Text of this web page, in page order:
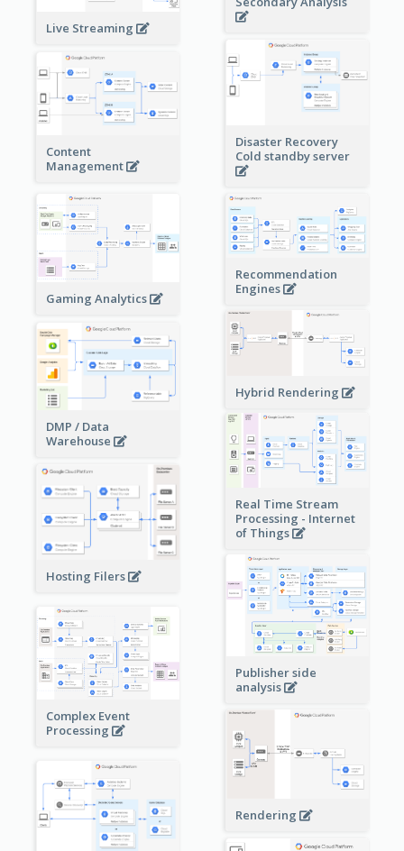
Live Streaming
Disaster Recovery
Cold standby server
Content
Management
Gaming Analytics
Recommendation
Engines
Hybrid Rendering
DMP / Data
Warehouse
Real Time Stream
Processing - Internet
of Things
Hosting Filers
Publisher side
analysis
Complex Event
Processing
Rendering